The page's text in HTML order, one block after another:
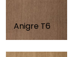
Anigre T6